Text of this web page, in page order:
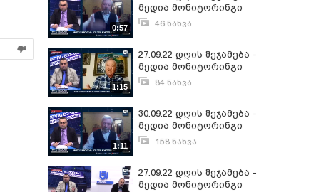
0:57
მედია მონიტორინგი
46 ნახვა
1:15
27.09.22 დღის შეჯამება -
მედია მონიტორინგი
84 ნახვა
1:11
30.09.22 დღის შეჯამება -
მედია მონიტორინგი
158 ნახვა
27.09.22 დღის შეჯამება -
მედია მონიტორინგი